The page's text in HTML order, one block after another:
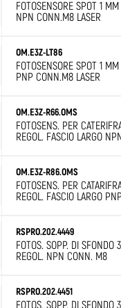
FOTOSENSORE SPOT 1
NPN CONN.M8 LASER
OM.E3Z-LT86
FOTOSENSORE SPOT 1
PNP CONN.M8 LASER
OM.E3Z-R66.OMS
FOTOSENS. PER
REGOL. FASCIO LARGO
OM.E3Z-R86.OMS
FOTOSENS. PER
REGOL. FASCIO LARGO
RSPRO.202.4449
FOTOS. SOPP. DI SFONDO
REGOL. NPN CONN. M8
RSPRO.202.4451
FOTOS. SOPP. DI SFONDO